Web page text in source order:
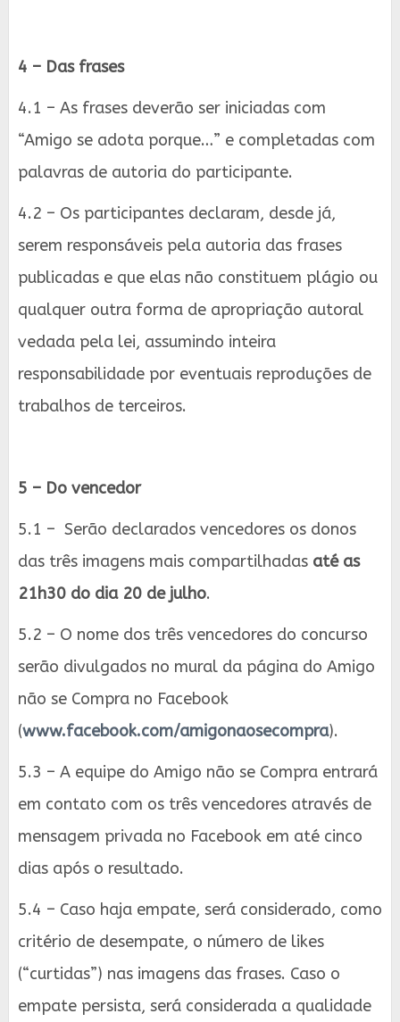
4 – Das frases
4.1 – As frases deverão ser iniciadas com
“Amigo se adota porque…” e completadas com
palavras de autoria do participante.
4.2 – Os participantes declaram, desde já,
serem responsáveis pela autoria das frases
publicadas e que elas não constituem plágio ou
qualquer outra forma de apropriação autoral
vedada pela lei, assumindo inteira
responsabilidade por eventuais reproduções de
trabalhos de terceiros.
5 – Do vencedor
5.1 – Serão declarados vencedores os donos
das três imagens mais compartilhadas até as
21h30 do dia 20 de julho.
5.2 – O nome dos três vencedores do concurso
serão divulgados no mural da página do Amigo
não se Compra no Facebook
(www.facebook.com/amigonaosecompra).
5.3 – A equipe do Amigo não se Compra entrará
em contato com os três vencedores através de
mensagem privada no Facebook em até cinco
dias após o resultado.
5.4 – Caso haja empate, será considerado, como
critério de desempate, o número de likes
(“curtidas”) nas imagens das frases. Caso o
empate persista, será considerada a qualidade